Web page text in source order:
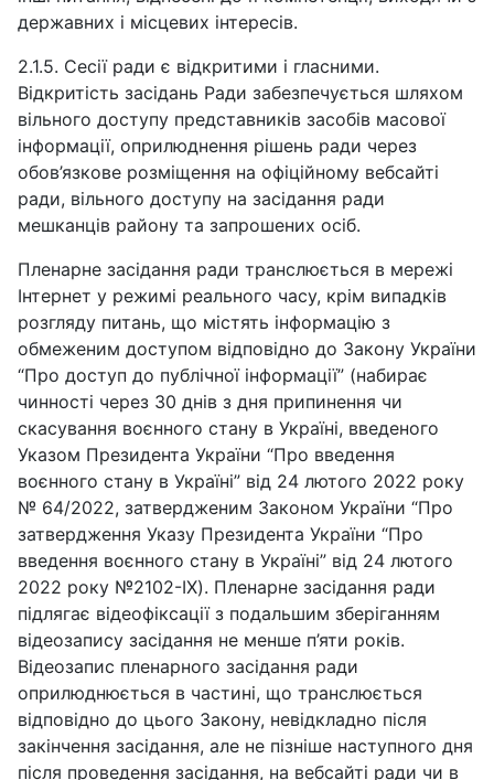
державних і місцевих інтересів.
2.1.5. Сесії ради є відкритими і гласними.
Відкритість засідань Ради забезпечується шляхом
вільного доступу представників засобів масової
інформації, оприлюднення рішень ради через
обов’язкове розміщення на офіційному вебсайті
ради, вільного доступу на засідання ради
мешканців району та запрошених осіб.
Пленарне засідання ради транслюється в мережі
Інтернет у режимі реального часу, крім випадків
розгляду питань, що містять інформацію з
обмеженим доступом відповідно до Закону України
“Про доступ до публічної інформації” (набирає
чинності через 30 днів з дня припинення чи
скасування воєнного стану в Україні, введеного
Указом Президента України “Про введення
воєнного стану в Україні” від 24 лютого 2022 року
№ 64/2022, затвердженим Законом України “Про
затвердження Указу Президента України “Про
введення воєнного стану в Україні” від 24 лютого
2022 року №2102-IX). Пленарне засідання ради
підлягає відеофіксації з подальшим зберіганням
відеозапису засідання не менше п’яти років.
Відеозапис пленарного засідання ради
оприлюднюється в частині, що транслюється
відповідно до цього Закону, невідкладно після
закінчення засідання, але не пізніше наступного дня
після проведення засідання, на вебсайті ради чи в